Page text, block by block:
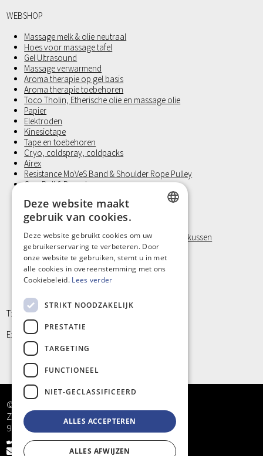
WEBSHOP
Massage melk & olie neutraal
Hoes voor massage tafel
Gel Ultrasound
Massage verwarmend
Aroma therapie op gel basis
Aroma therapie toebehoren
Toco Tholin, Etherische olie en massage olie
Papier
Elektroden
Kinesiotape
Tape en toebehoren
Cryo, coldspray, coldpacks
Airex
Resistance MoVeS Band & Shoulder Rope Pulley
Gym Ball § Dynadome
Medicine Ball
Revalidatie
FixatieBand met velcro
Visco Positioneringstukken, Orthopedisch nekkussen
Laufwunder
Handschoen, Latex vrij
Klein materiaal en Hygiëne
T: +32 9/373 77 65
E: info@kinergy.be
© Kinergy bv
Zandstraat 5
9968 Bassevelde
+32 9/373 77 65
info@kinergy.be
FRENCH
Deze website maakt
gebruik van cookies.
Deze website gebruikt cookies om uw
gebruikerservaring te verbeteren. Door
onze website te gebruiken, stemt u in met
alle cookies in overeenstemming met ons
Cookiebeleid. Lees verder
STRIKT NOODZAKELIJK
PRESTATIE
TARGETING
FUNCTIONEEL
NIET-GECLASSIFICEERD
ALLES ACCEPTEREN
ALLES AFWIJZEN